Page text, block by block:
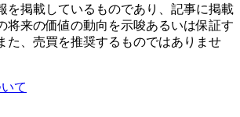
を掲載しているものであり、記事に掲載
将来の価値の動向を示唆あるいは保証す
た、売買を推奨するものではありませ
て